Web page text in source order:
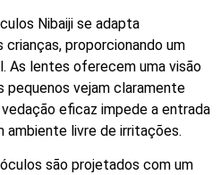
Nibaiji se adapta
proporcionando um
As lentes oferecem uma visão
pequenos vejam claramente
vedação eficaz impede a entrada
ambiente livre de irritações.
são projetados com um